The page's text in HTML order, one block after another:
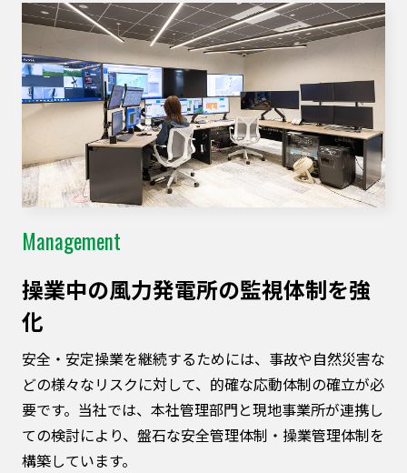
Management
操業中の⾵⼒発電所の監視体制を強
化
安全・安定操業を継続するためには、事故や自然災害な
どの様々なリスクに対して、的確な応動体制の確立が必
要です。当社では、本社管理部門と現地事業所が連携し
ての検討により、盤石な安全管理体制・操業管理体制を
構築しています。